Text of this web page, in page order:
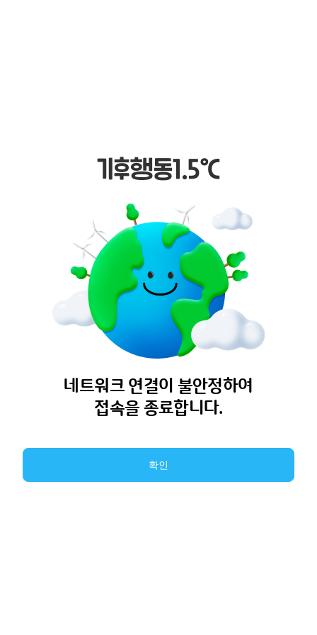
네트워크 연결이 불안정하여
접속을 종료합니다.
확인